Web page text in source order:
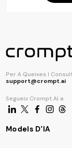
Per A Queixes I
support@crompt.ai
Segueix Crompt AI a
Models D'IA